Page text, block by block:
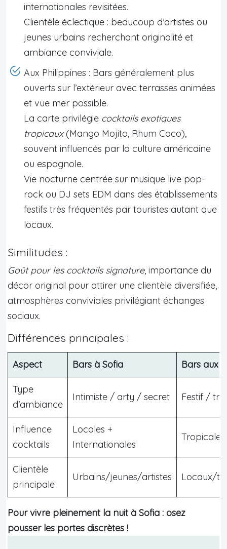
internationales revisitées.
Clientèle éclectique : beaucoup d’artistes ou
jeunes urbains recherchant originalité et
ambiance conviviale.
Aux Philippines : Bars généralement plus
ouverts sur l’extérieur avec terrasses animées
et vue mer possible.
La carte privilégie cocktails exotiques
tropicaux(Mango Mojito, Rhum Coco),
souvent influencés par la culture américaine
ou espagnole.
Vie nocturne centrée sur musique live pop-
rock ou DJ sets EDM dans des établissements
festifs très fréquentés par touristes autant que
locaux.
Similitudes :
Goût pour les cocktails signature, importance du
décor original pour attirer une clientèle diversifiée,
atmosphères conviviales privilégiant échanges
sociaux.
Différences principales :
Aspect Bars à Sofia Bars aux
Type
d’ambiance
Intimiste / arty / secret Festif /
Influence
cocktails
Locales +
Internationales
Tropicale
Clientèle
principale
Urbains/jeunes/artistes Locaux/
Pour vivre pleinement la nuit à Sofia : osez
pousser les portes discrètes !